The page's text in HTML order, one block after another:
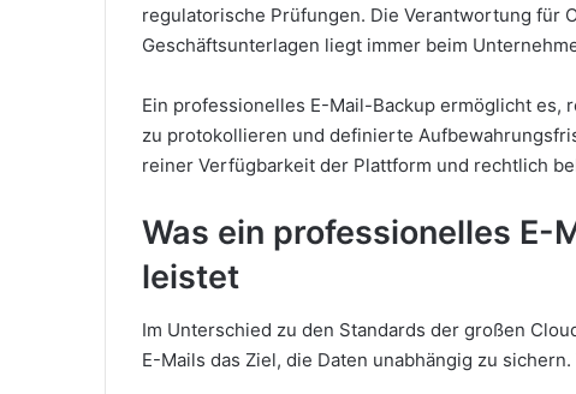
regulatorische Prüfungen. Die Verantwortung für
Geschäftsunterlagen liegt immer beim
Ein professionelles E-Mail-Backup ermöglicht es,
zu protokollieren und definierte
reiner Verfügbarkeit der Plattform und rechtlich
Was ein professionelles
leistet
Im Unterschied zu den Standards der großen
E-Mails das Ziel, die Daten unabhängig zu